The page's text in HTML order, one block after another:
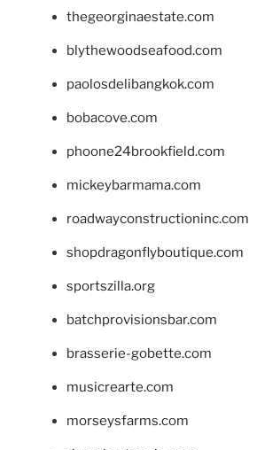
thegeorginaestate.com
blythewoodseafood.com
paolosdelibangkok.com
bobacove.com
phoone24brookfield.com
mickeybarmama.com
roadwayconstructioninc.com
shopdragonflyboutique.com
sportszilla.org
batchprovisionsbar.com
brasserie-gobette.com
musicrearte.com
morseysfarms.com